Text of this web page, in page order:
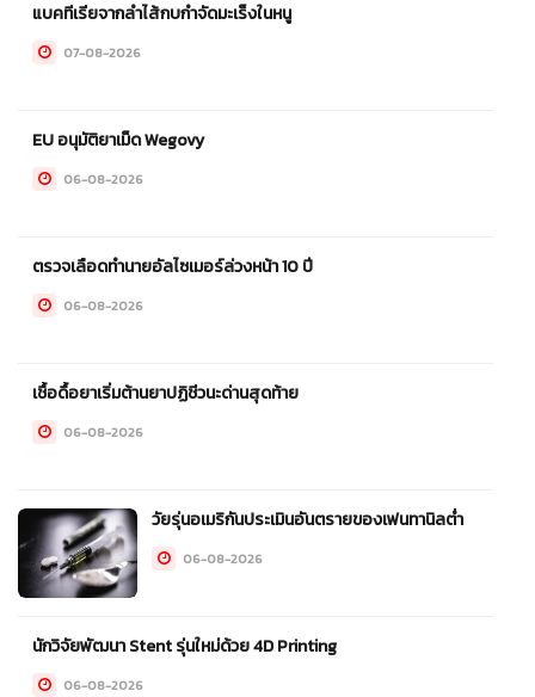
แบคทีเรียจากลำไส้กบกำจัดมะเร็งในหนู
07-08-2026
EU อนุมัติยาเม็ด Wegovy
06-08-2026
ตรวจเลือดทำนายอัลไซเมอร์ล่วงหน้า 10 ปี
06-08-2026
เชื้อดื้อยาเริ่มต้านยาปฏิชีวนะด่านสุดท้าย
06-08-2026
วัยรุ่นอเมริกันประเมินอันตรายของเฟนทานิลต่ำ
06-08-2026
นักวิจัยพัฒนา Stent รุ่นใหม่ด้วย 4D Printing
06-08-2026